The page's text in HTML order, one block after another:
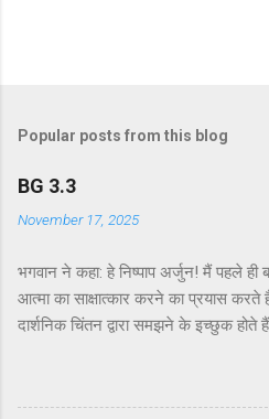
Popular posts from this blog
BG 3.3
November 17, 2025
भगवान ने कहा: हे निष्पाप अर्जुन! मैं पहले ही
आत्मा का साक्षात्कार करने का प्रयास
दार्शनिक चिंतन द्वारा समझने के इच्छुक होते
कर्मयोग या बुद्धियोग। इस श्लोक में
सांख्ययोग, अर्थात् आत्मा और पदार्थ की